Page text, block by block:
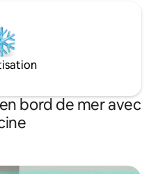
bord de mer avec